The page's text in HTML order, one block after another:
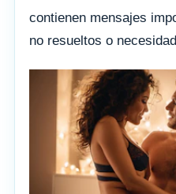
contienen mensajes
no resueltos o